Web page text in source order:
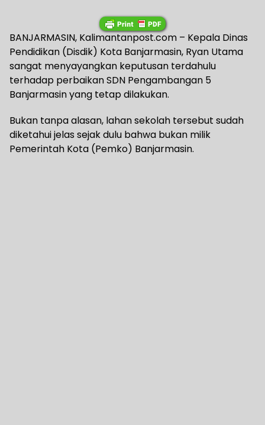
BANJARMASIN, Kalimantanpost.com – Kepala Dinas
Pendidikan (Disdik) Kota Banjarmasin, Ryan Utama
sangat menyayangkan keputusan terdahulu
terhadap perbaikan SDN Pengambangan 5
Banjarmasin yang tetap dilakukan.
Bukan tanpa alasan, lahan sekolah tersebut sudah
diketahui jelas sejak dulu bahwa bukan milik
Pemerintah Kota (Pemko) Banjarmasin.